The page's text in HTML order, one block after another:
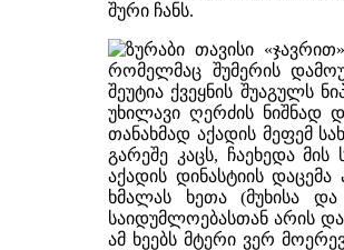
შური ჩანს.
ზურაბი თავისი
რომელმაც შუმერის
შეუტია ქვეყნის შუაგულს
უხილავი ღერძის ნიშნად
თანახმად აქადის მეფემ
გარეშე კაცს, ჩაეხედა
აქადის დინასტიის
ხმალას ხეთა (მუხისა
საიდუმლოებასთან არის
ამ ხეებს მტერი ვერ